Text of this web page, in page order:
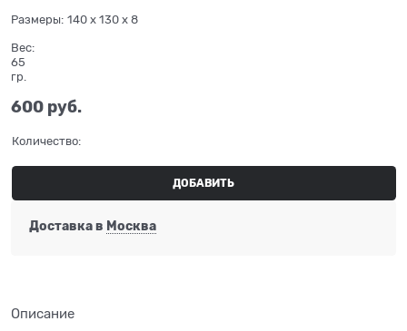
Размеры: 140 x 130 x 8
Вес:
65
гр.
600 руб.
Количество:
ДОБАВИТЬ
Доставка в Москва
Описание